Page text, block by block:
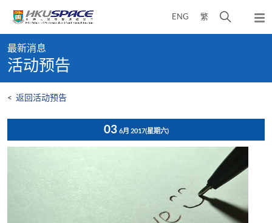
content
ENG 繁
开
弹
出
content
start
最新消息
活动预告
< 返回活动预告
03 6月 2017(星期六)